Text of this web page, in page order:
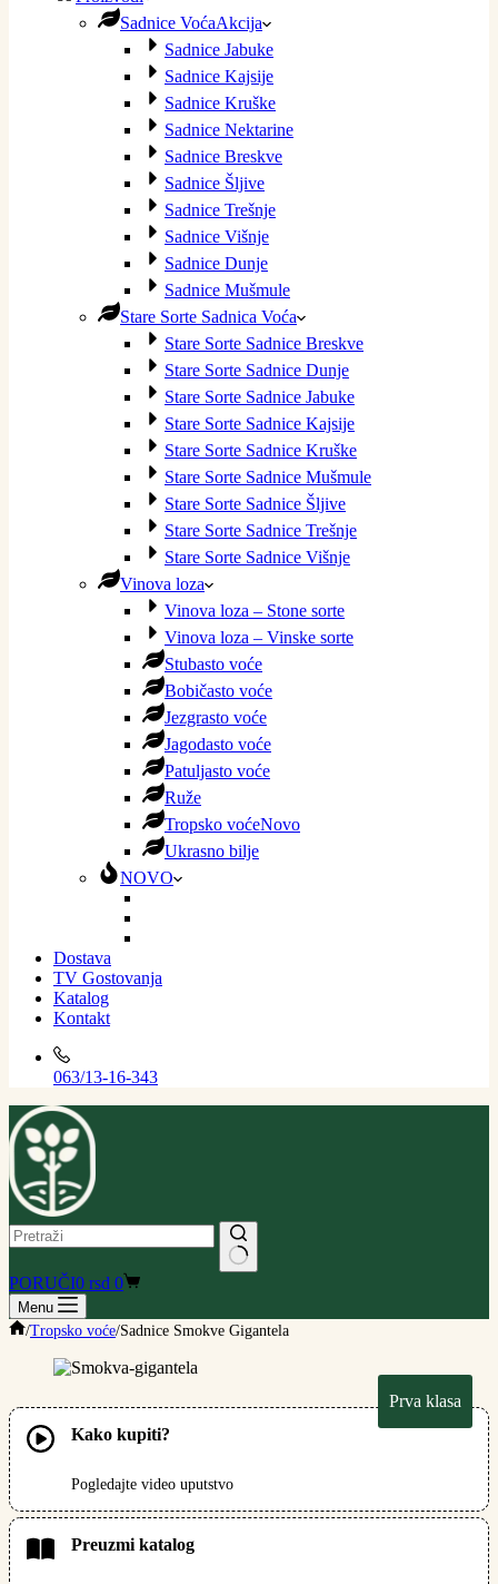
Sadnice VoćaAkcija
Sadnice Jabuke
Sadnice Kajsije
Sadnice Kruške
Sadnice Nektarine
Sadnice Breskve
Sadnice Šljive
Sadnice Trešnje
Sadnice Višnje
Sadnice Dunje
Sadnice Mušmule
Stare Sorte Sadnica Voća
Stare Sorte Sadnice Breskve
Stare Sorte Sadnice Dunje
Stare Sorte Sadnice Jabuke
Stare Sorte Sadnice Kajsije
Stare Sorte Sadnice Kruške
Stare Sorte Sadnice Mušmule
Stare Sorte Sadnice Šljive
Stare Sorte Sadnice Trešnje
Stare Sorte Sadnice Višnje
Vinova loza
Vinova loza – Stone sorte
Vinova loza – Vinske sorte
Stubasto voće
Bobičasto voće
Jezgrasto voće
Jagodasto voće
Patuljasto voće
Ruže
Tropsko voćeNovo
Ukrasno bilje
NOVO
Dostava
TV Gostovanja
Katalog
Kontakt
063/13-16-343
PORUČI0 rsd 0
Menu
Početna
/Tropsko voće/Sadnice Smokve Gigantela
Prva klasa
Kako kupiti?
Pogledajte video uputstvo
Preuzmi katalog